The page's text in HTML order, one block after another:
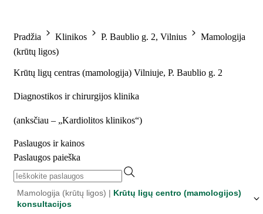
Pradžia Klinikos P. Baublio g. 2, Vilnius
Mamologija
(krūtų ligos)
Krūtų ligų centras (mamologija) Vilniuje, P. Baublio g. 2
Diagnostikos ir chirurgijos klinika
(anksčiau – „Kardiolitos klinikos“)
Paslaugos ir kainos
Paslaugos paieška
Mamologija (krūtų ligos) | Krūtų ligų centro (mamologijos)
konsultacijos